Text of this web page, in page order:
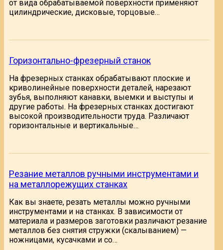
от вида обрабатываемой поверхности применяют
цилиндрические, дисковые, торцовые…
Горизонтально-фрезерный станок
На фрезерных станках обрабатывают плоские и
криволинейные поверхности деталей, нарезают
зубья, выполняют канавки, выемки и выступы и
другие работы. На фрезерных станках достигают
высокой производительности труда. Различают
горизонтальные и вертикальные…
Резание металлов ручными инструментами и
на металлорежущих станках
Как вы знаете, резать металлы можно ручными
инструментами и на станках. В зависимости от
материала и размеров заготовки различают резание
металлов без снятия стружки (скалыванием) —
ножницами, кусачками и со…